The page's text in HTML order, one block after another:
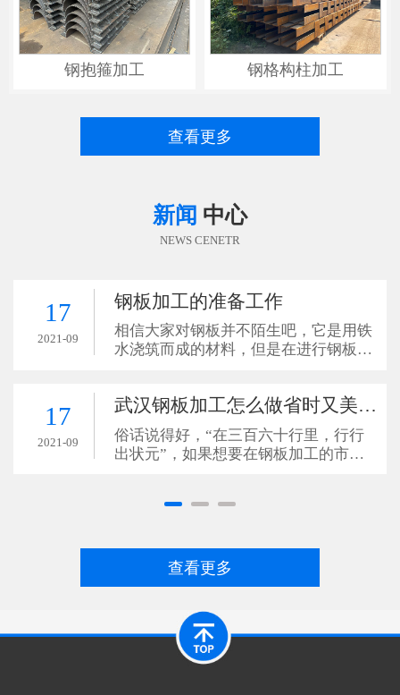
钢抱箍加工 钢格构柱加工
查看更多
新闻 中心
NEWS CENETR
17
2021-09
钢板加工的准备工作
相信大家对钢板并不陌生吧，它是用铁
水浇筑而成的材料，但是在进行钢板加
因为这个原因导致加工的不顺
17
2021-09
武汉钢板加工怎么做省时又美观？
俗话说得好，“在三百六十行里，行行
出状元”，如果想要在钢板加工的市场
切割技术切割钢板的时候，其
查看更多